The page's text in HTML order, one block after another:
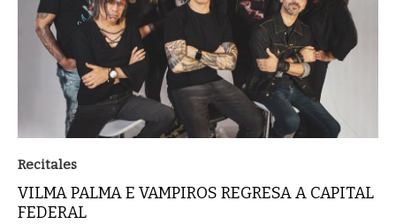
Recitales
VILMA PALMA E VAMPIROS REGRESA A CAPITAL
FEDERAL